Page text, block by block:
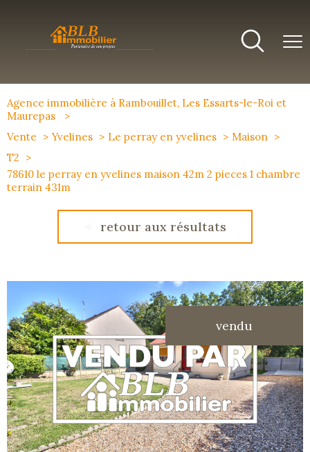
Agence immobilière à Rambouillet, Les Essarts-le-Roi et
Maurepas
Vente
Yvelines Le perray en yvelines
Maison
T2
78610 le perray en yvelines maison 42m 2 pieces 1 chambre
terrain 431m
retour aux résultats
vendu